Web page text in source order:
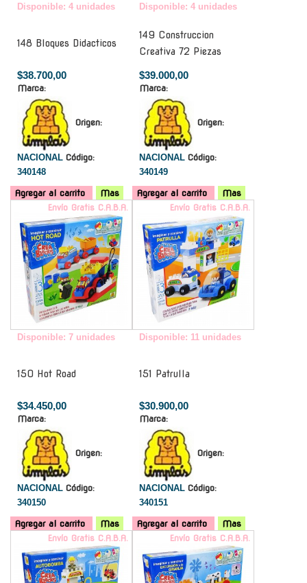
Disponible: 4 unidades
148 Bloques Didacticos
$38.700,00
Marca:
Origen:
NACIONAL Código:
340148
Agregar al carrito Mas
Disponible: 4 unidades
149 Construccion
Creativa 72 Piezas
$39.000,00
Marca:
Origen:
NACIONAL Código:
340149
Agregar al carrito
Mas
Envío Gratis C.A.B.A.
Disponible: 7 unidades
150 Hot Road
$34.450,00
Marca:
Origen:
NACIONAL Código:
340150
Agregar al carrito Mas
Envío Gratis C.A.B.A.
Disponible: 11 unidades
151 Patrulla
$30.900,00
Marca:
Origen:
NACIONAL Código:
340151
Agregar al carrito
Mas
Envío Gratis C.A.B.A.
Envío Gratis C.A.B.A.